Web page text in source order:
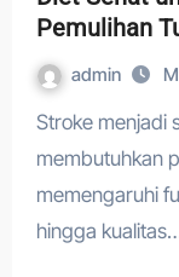
Pemulihan
admin
Stroke menjadi salah satu penyakit yang
membutuhkan
memengaruhi
hingga